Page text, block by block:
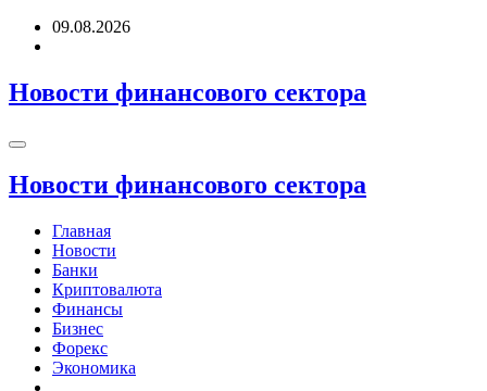
Перейти09.08.2026
Новости финансового сектора
Новости финансового сектора
Главная
Новости
Банки
Криптовалюта
Финансы
Бизнес
Форекс
Экономика